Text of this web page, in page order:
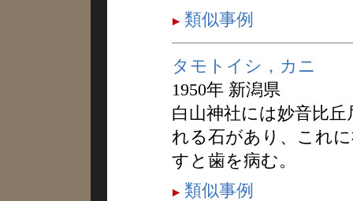
類似事例
タモトイシ，カニ
1950年 新潟県
白山神社には妙音比
れる石があり、これ
すと歯を病む。
類似事例